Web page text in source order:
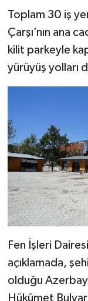
Toplam 30 iş
Çarşı’nın ana
kilit parkeyle
yürüyüş yolları
Fen İşleri
açıklamada,
olduğu
Hükümet
ÇEK
MİZAH
TARİH
Genel
Politika
YEREL
BÖLGEDEN